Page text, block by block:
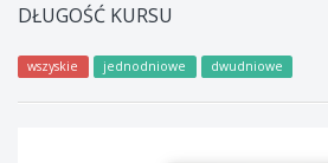
DŁUGOŚĆ KURSU
wszyskie jednodniowe dwudniowe